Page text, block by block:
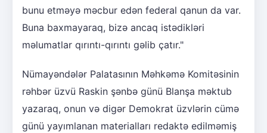
bunu etməyə məcbur edən federal qanun da var.
Buna baxmayaraq, bizə ancaq istədikləri
məlumatlar qırıntı-qırıntı gəlib çatır."
Nümayəndələr Palatasının Məhkəmə Komitəsinin
rəhbər üzvü Raskin şənbə günü Blanşa məktub
yazaraq, onun və digər Demokrat üzvlərin cümə
günü yayımlanan materialları redaktə edilməmiş